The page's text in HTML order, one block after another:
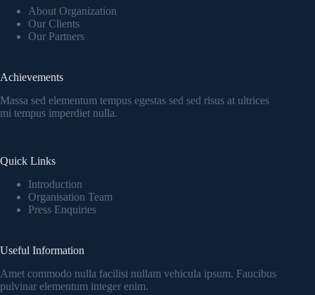
About Organization
Our Clients
Our Partners
Achievements
Massa sed elementum tempus egestas sed sed risus at ultrices
mi tempus imperdiet nulla.
Quick Links
Introduction
Organisation Team
Press Enquiries
Useful Information
Amet commodo nulla facilisi nullam vehicula ipsum. Faucibus
pulvinar elementum integer enim.